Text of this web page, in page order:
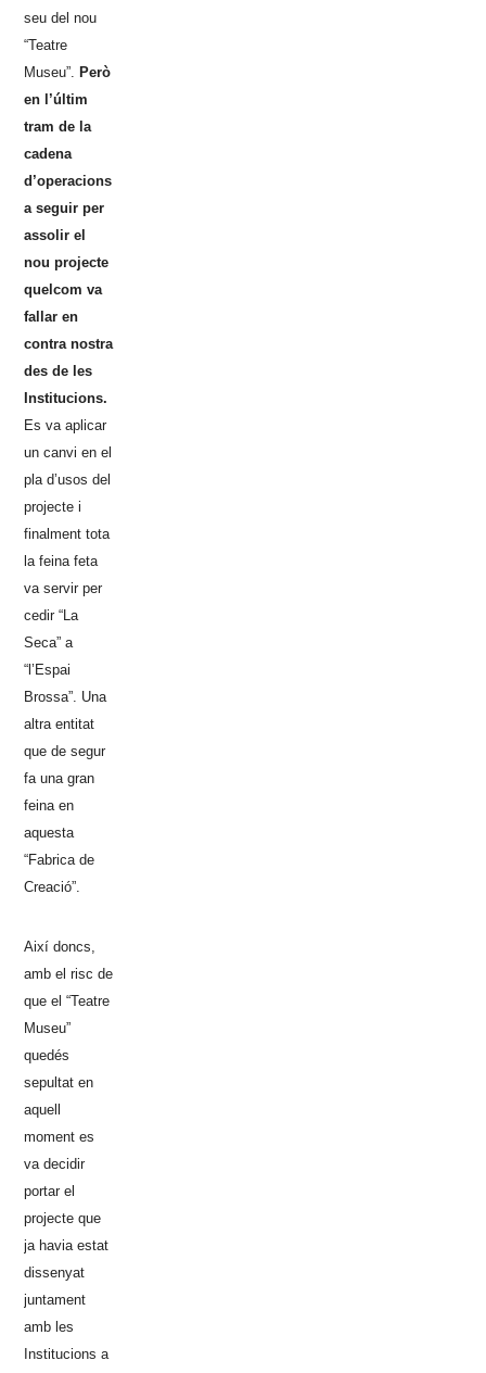
seu del nou
“Teatre
Museu”.
Però
en l’últim
tram de la
cadena
d’operacions
a seguir per
assolir el
nou projecte
quelcom va
fallar en
contra nostra
des de les
Institucions.
Es va aplicar
un canvi en el
pla d’usos del
projecte i
finalment tota
la feina feta
va servir per
cedir “La
Seca” a
“l’Espai
Brossa”. Una
altra entitat
que de segur
fa una gran
feina en
aquesta
“Fabrica de
Creació”.
Així doncs,
amb el risc de
que el “Teatre
Museu”
quedés
sepultat en
aquell
moment es
va decidir
portar el
projecte que
ja havia estat
dissenyat
juntament
amb les
Institucions a